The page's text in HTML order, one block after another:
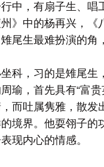
，有扇子生、唱
》中的杨再兴，《
尾生最难扮演的角
，习的是雉尾生，
瑜，首先具有“富
而吐属隽雅，散发
境界。他耍翎子的
现内心的情感。